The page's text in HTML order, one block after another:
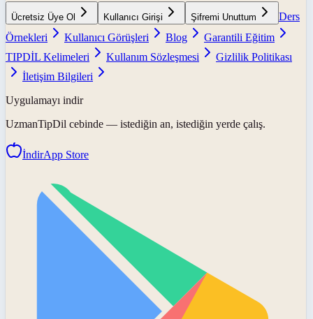
Ücretsiz Üye Ol Kullanıcı Girişi Şifremi Unuttum
Ders
Örnekleri
Kullanıcı Görüşleri Blog
Garantili Eğitim
TIPDİL Kelimeleri
Kullanım Sözleşmesi
Gizlilik Politikası
İletişim Bilgileri
Uygulamayı indir
UzmanTipDil cebinde — istediğin an, istediğin yerde çalış.
İndirApp Store